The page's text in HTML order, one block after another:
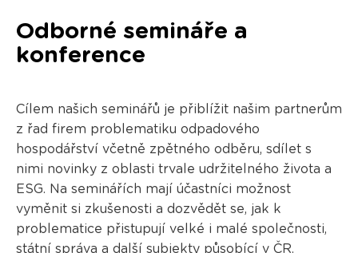
Odborné semináře a
konference
Cílem našich seminářů je přiblížit našim partnerům
z řad firem problematiku odpadového
hospodářství včetně zpětného odběru, sdílet s
nimi novinky z oblasti trvale udržitelného života a
ESG. Na seminářích mají účastníci možnost
vyměnit si zkušenosti a dozvědět se, jak k
problematice přistupují velké i malé společnosti,
státní správa a další subjekty působící v ČR.